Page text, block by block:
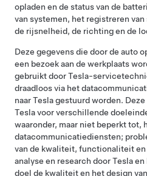
opladen en de status van de
van systemen, het registreren
de rijsnelheid, de richting en de
Deze gegevens die door de auto
een bezoek aan de werkplaats
gebruikt door Tesla-
draadloos via het
naar Tesla gestuurd worden.
Tesla voor verschillende
waaronder, maar niet beperkt tot,
datacommunicatiediensten;
van de kwaliteit, functionaliteit en
analyse en research door Tesla
doel de kwaliteit en het design